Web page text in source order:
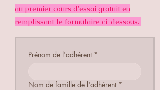
au premier cours d'essai gratuit en
remplissant le formulaire ci-dessous.
Prénom de l'adhérent *
Nom de famille de l'adhérent *